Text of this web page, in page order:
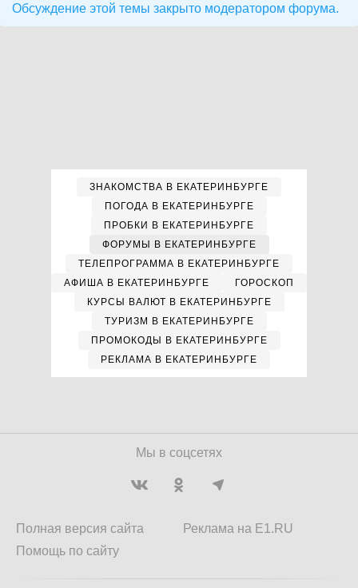
Обсуждение этой темы закрыто модератором форума.
ЗНАКОМСТВА В ЕКАТЕРИНБУРГЕ
ПОГОДА В ЕКАТЕРИНБУРГЕ
ПРОБКИ В ЕКАТЕРИНБУРГЕ
ФОРУМЫ В ЕКАТЕРИНБУРГЕ
ТЕЛЕПРОГРАММА В ЕКАТЕРИНБУРГЕ
АФИША В ЕКАТЕРИНБУРГЕ
ГОРОСКОП
КУРСЫ ВАЛЮТ В ЕКАТЕРИНБУРГЕ
ТУРИЗМ В ЕКАТЕРИНБУРГЕ
ПРОМОКОДЫ В ЕКАТЕРИНБУРГЕ
РЕКЛАМА В ЕКАТЕРИНБУРГЕ
Мы в соцсетях
Полная версия сайта
Помощь по сайту
Реклама на E1.RU